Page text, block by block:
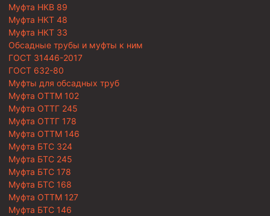
Муфта НКВ 89
Муфта НКТ 48
Муфта НКТ 33
Обсадные трубы и муфты к ним
ГОСТ 31446-2017
ГОСТ 632-80
Муфты для обсадных труб
Муфта ОТТМ 102
Муфта ОТТГ 245
Муфта ОТТГ 178
Муфта ОТТМ 146
Муфта БТС 324
Муфта БТС 245
Муфта БТС 178
Муфта БТС 168
Муфта ОТТМ 127
Муфта БТС 146